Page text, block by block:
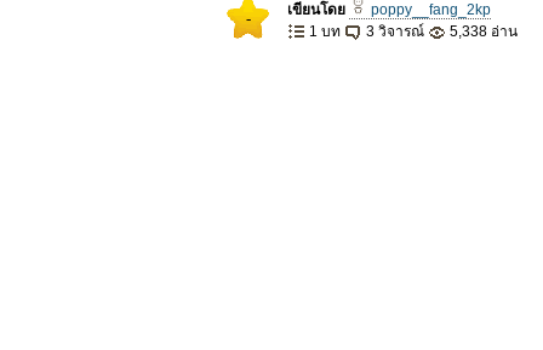
- เขียนโดย poppy__fang_2kp
1 บท
3 วิจารณ์ 5,338 อ่าน